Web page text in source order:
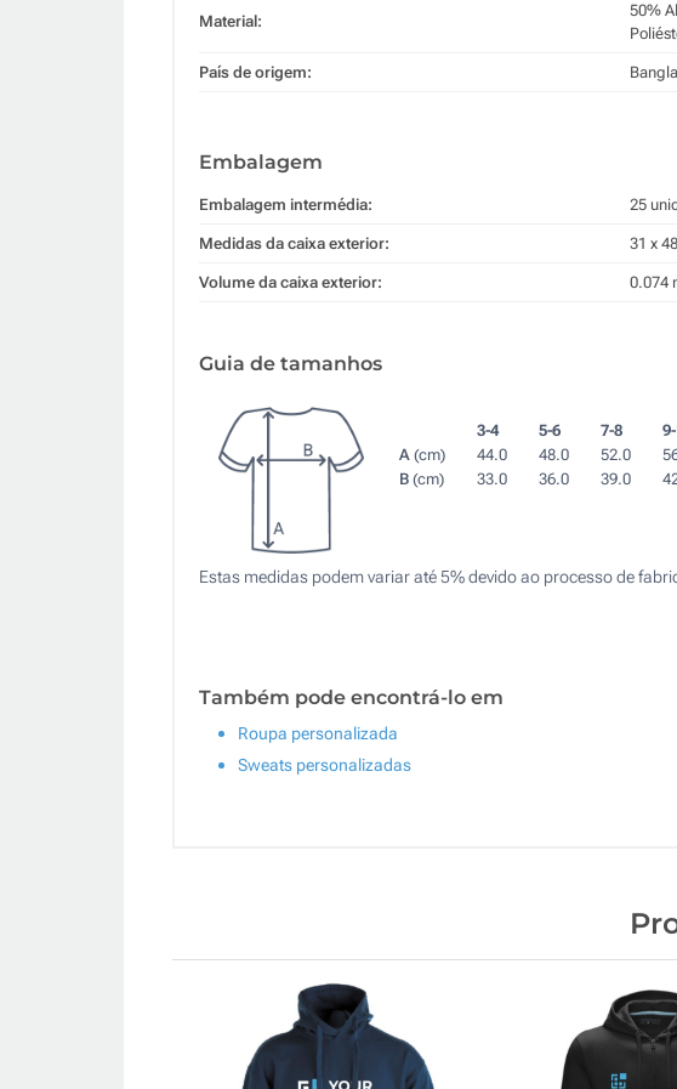
Material:
50%
País de origem:
Embalagem
Embalagem intermédia: 25
Medidas da caixa exterior: 31 x
Volume da caixa exterior: 0.074
Guia de tamanhos
3-4 5-6 7-8
A (cm) 44.0 48.0 52.0
B (cm) 33.0 36.0 39.0
Estas medidas podem variar até 5% devido ao processo de
Também pode encontrá-lo em
Roupa personalizada
Sweats personalizadas